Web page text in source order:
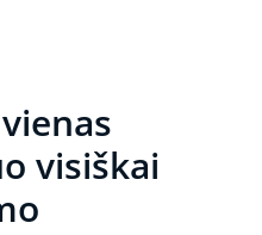
visiškai